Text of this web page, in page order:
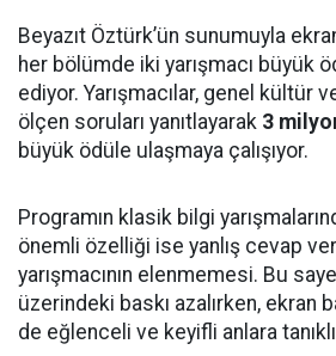
Beyazıt Öztürk’ün sunumuyla
her bölümde iki yarışmacı büyük
ediyor. Yarışmacılar, genel kültür
ölçen soruları yanıtlayarak 3
büyük ödüle ulaşmaya çalışıyor.
Programın klasik bilgi
önemli özelliği ise yanlış cevap
yarışmacının elenmemesi. Bu
üzerindeki baskı azalırken, ekran
de eğlenceli ve keyifli anlara